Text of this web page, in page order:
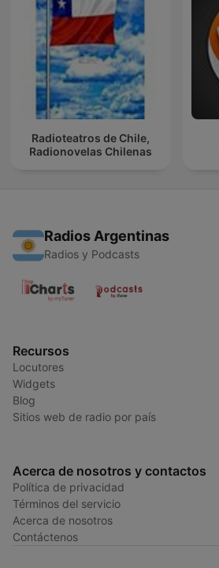
Radioteatros de Chile,
Radionovelas Chilenas
Radios Argentinas
Radios y Podcasts
Recursos
Locutores
Widgets
Blog
Sitios web de radio por país
Acerca de nosotros y contactos
Política de privacidad
Términos del servicio
Acerca de nosotros
Contáctenos